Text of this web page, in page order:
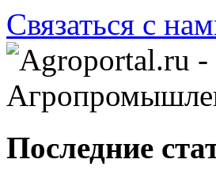
Связаться с
Последние